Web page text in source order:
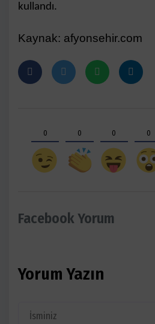
kullandı.
Kaynak: afyonsehir.com
0 0 0 0
Facebook Yorum
Yorum Yazın